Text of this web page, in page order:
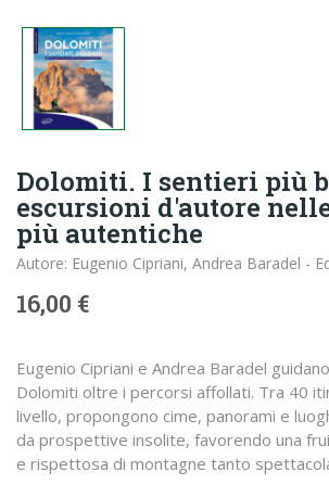
Dolomiti. I sentieri più
escursioni d'autore
più autentiche
Autore: Eugenio Cipriani, Andrea Baradel -
16,00 €
Eugenio Cipriani e Andrea Baradel
Dolomiti oltre i percorsi affollati. Tra 40
livello, propongono cime, panorami e
da prospettive insolite, favorendo una
e rispettosa di montagne tanto